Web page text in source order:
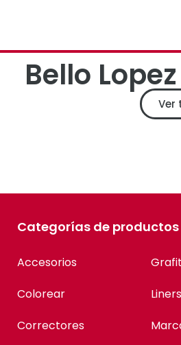
Bello
Ver
Categorías de productos
Accesorios
Colorear
Correctores
Liners